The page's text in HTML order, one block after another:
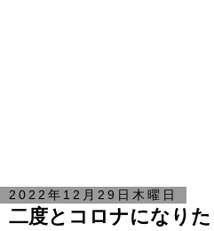
2022年12月29日木曜日
二度とコロナになり